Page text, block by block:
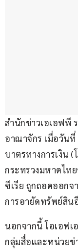
สำนักข่าวเอเอฟพี
อาณาจักร เมื่อวันที่
บาตรทางการเงิน
กระทรวงมหาดไท
ซีเรีย ถูกถอดออก
การอายัดทรัพย์สิน
นอกจากนี้ โอเอฟเ
กลุ่มสื่อและหน่วยข่